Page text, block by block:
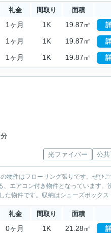
礼金 間取り 面積
1ヶ月 1K 19.87㎡
1ヶ月 1K 19.87㎡
1ヶ月 1K 19.87㎡
光ファイバー 公
物件はフローリング張りです。ぜひ
エアコン付き物件となっています。
た物件です。収納はシューズボックス
礼金 間取り 面積
0ヶ月 1K 21.28㎡